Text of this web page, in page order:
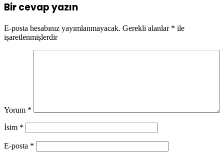
Bir cevap yazın
E-posta hesabınız yayımlanmayacak. Gerekli alanlar * ile
işaretlenmişlerdir
Yorum *
İsim *
E-posta *